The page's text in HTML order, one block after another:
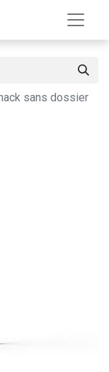
sans dossier